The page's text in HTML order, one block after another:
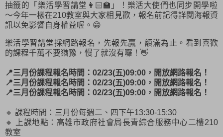
抽籤的「樂活學習講堂👩🏻‍🏫」！樂活大使們也同步開學啦
～今年一樣在210教室與大家相見歡，報名前記得詳閱海報資
訊以免影響自身權益喔。😁
樂活學習講堂採網路報名，先報先贏，額滿為止。看到喜歡
的課程千萬不要猶豫，慢了就沒有囉！👋
📍三月份課程報名時間：02/23(五)09:00，開放網路報名！
📍三月份課程報名時間：02/23(五)09:00，開放網路報名！
📍三月份課程報名時間：02/23(五)09:00，開放網路報名！
🔸 課程時間：三月份每週二、四下午13:30-15:30
🔸 上課地點：高雄市政府社會局長青綜合服務中心二樓210
教室